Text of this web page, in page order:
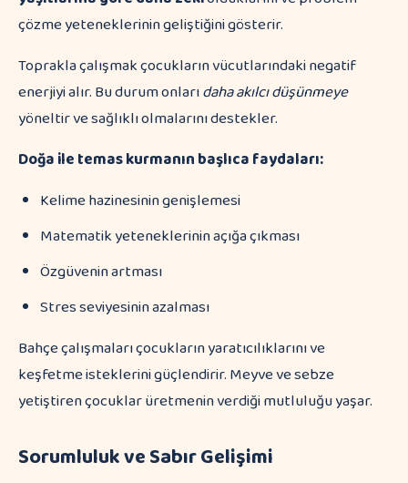
çözme yeteneklerinin geliştiğini gösterir.
Toprakla çalışmak çocukların vücutlarındaki negatif
enerjiyi alır. Bu durum onlarıdaha akılcı düşünmeye
yöneltir ve sağlıklı olmalarını destekler.
Doğa ile temas kurmanın başlıca faydaları:
Kelime hazinesinin genişlemesi
Matematik yeteneklerinin açığa çıkması
Özgüvenin artması
Stres seviyesinin azalması
Bahçe çalışmaları çocukların yaratıcılıklarını ve
keşfetme isteklerini güçlendirir. Meyve ve sebze
yetiştiren çocuklar üretmenin verdiği mutluluğu yaşar.
Sorumluluk ve Sabır Gelişimi